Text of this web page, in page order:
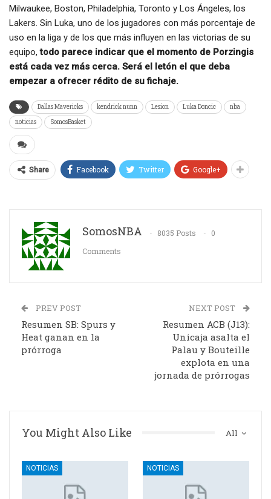
Milwaukee, Boston, Philadelphia, Toronto y Los Ángeles, los
Lakers. Sin Luka, uno de los jugadores con más porcentaje de
uso en la liga y de los que más influyen en las victorias de su
equipo,todo parece indicar que el momento de Porzingis
está cada vez más cerca. Será el letón el que deba
empezar a ofrecer rédito de su fichaje.
Dallas Mavericks kendrick nunn Lesion Luka Doncic
nba
noticias
SomosBasket
Share Facebook Twitter Google+
SomosNBA 8035 Posts
0
Comments
PREV POST
Resumen SB: Spurs y
Heat ganan en la
prórroga
NEXT POST
Resumen ACB (J13):
Unicaja asalta el
Palau y Bouteille
explota en una
jornada de prórrogas
All
You Might Also Like
NOTICIAS NOTICIAS